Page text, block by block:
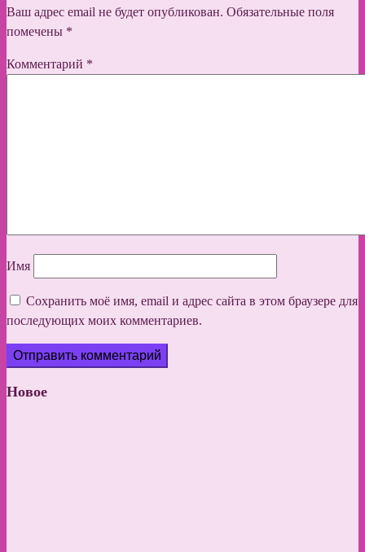
Ваш адрес email не будет опубликован. Обязательные поля
помечены *
Комментарий *
Имя
Сохранить моё имя, email и адрес сайта в этом браузере для
последующих моих комментариев.
Новое